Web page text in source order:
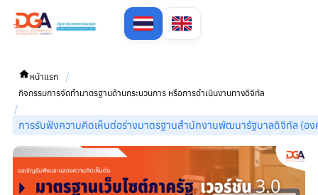
หน้าแรก /
กิจกรรมการจัดทำมาตรฐานด้านกระบวนการ หรือการดำเนินงานทางดิจิทัล
/
การรับฟังความคิดเห็นต่อร่างมาตรฐานสำนักงานพัฒนารัฐบาลดิจิทัล (อง